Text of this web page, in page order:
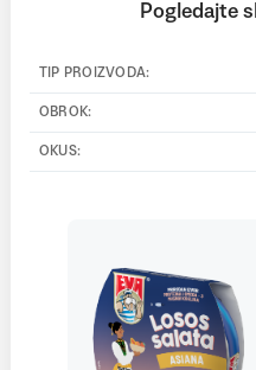
Pogledajte
TIP PROIZVODA:
OBROK:
OKUS: